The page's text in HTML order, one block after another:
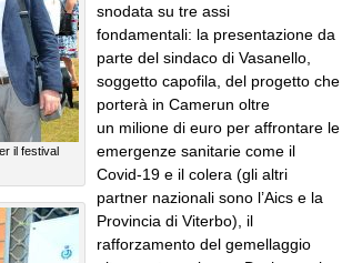
il festival
snodata su tre assi
fondamentali: la presentazione da
parte del sindaco di Vasanello,
soggetto capofila, del progetto che
porterà in Camerun oltre
un milione di euro per affrontare le
emergenze sanitarie come il
Covid-19 e il colera (gli altri
partner nazionali sono l’Aics e la
Provincia di Viterbo), il
rafforzamento del gemellaggio